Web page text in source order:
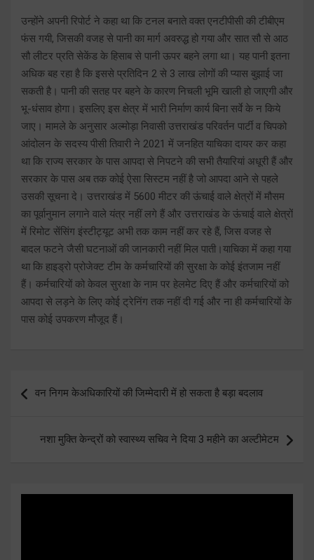
उन्होंने अपनी रिपोर्ट ने कहा था कि टनल बनाते वक्त एनटीपीसी की टीबीएम
फंस गयी, जिसकी वजह से पानी का मार्ग अवरुद्ध हो गया और सात सौ से आठ
सौ लीटर प्रति सेकेंड के हिसाब से पानी ऊपर बहने लगा था। यह पानी इतना
अधिक बह रहा है कि इससे प्रतिदिन 2 से 3 लाख लोगों की प्यास बुझाई जा
सकती है। पानी की सतह पर बहने के कारण निचली भूमि खाली हो जाएगी और
भू-धंसाव होगा। इसलिए इस क्षेत्र में भारी निर्माण कार्य बिना सर्वे के न किये
जाए। मामले के अनुसार अल्मोड़ा निवासी उत्तराखंड परिवर्तन पार्टी व चिपको
आंदोलन के सदस्य पीसी तिवारी ने 2021 में जनहित याचिका दायर कर कहा
था कि राज्य सरकार के पास आपदा से निपटने की सभी तैयारियां अधूरी हैं और
सरकार के पास अब तक कोई ऐसा सिस्टम नहीं है जो आपदा आने से पहले
उसकी सूचना दे। उत्तराखंड में 5600 मीटर की ऊंचाई वाले क्षेत्रों में मौसम
का पूर्वानुमान लगाने वाले यंत्र नहीं लगे हैं और उत्तराखंड के ऊंचाई वाले क्षेत्रों
में रिमोट सेंसिंग इंस्टीट्यूट अभी तक काम नहीं कर रहे हैं, जिस वजह से
बादल फटने जैसी घटनाओं की जानकारी नहीं मिल पाती।याचिका में कहा गया
था कि हाइड्रो प्रोजेक्ट टीम के कर्मचारियों की सुरक्षा के कोई इंतजाम नहीं
हैं। कर्मचारियों को केवल सुरक्षा के नाम पर हेलमेट दिए हैं और कर्मचारियों को
आपदा से लड़ने के लिए कोई ट्रेनिंग तक नहीं दी गई और ना ही कर्मचारियों के
पास कोई उपकरण मौजूद हैं।
navigation
वन निगम केअधिकारियों की जिम्मेदारी में हो सकता है बड़ा बदलाव
नशा मुक्ति केन्द्रों को स्वास्थ्य सचिव ने दिया 3 महीने का अल्टीमेटम